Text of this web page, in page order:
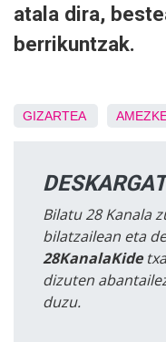
atala dira,
berrikuntzak.
GIZARTEA
Bilatu 28 Kanala
bilatzailean eta
28KanalaKide
dizuten
duzu.